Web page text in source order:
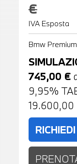
€
IVA Esposta
Bmw
745,00 €
9,95%
19.600,00